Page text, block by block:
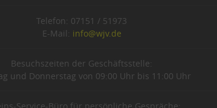
Telefon: 07151 / 51973
E-Mail: info@wjv.de
Besuchszeiten der Geschäftsstelle:
und Donnerstag von 09:00 Uhr bis 11:00 Uhr